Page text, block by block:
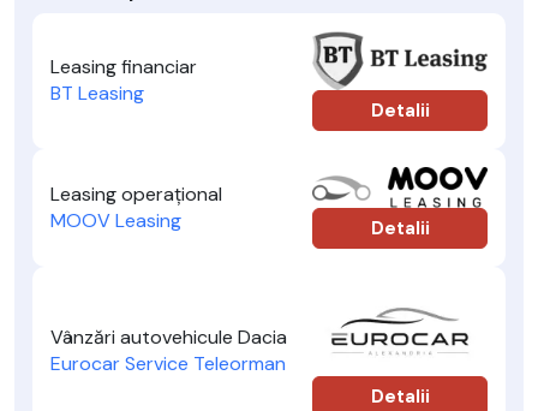
Leasing financiar
BT Leasing
Detalii
Leasing operațional
MOOV Leasing
Detalii
Vânzări autovehicule Dacia
Eurocar Service Teleorman
Detalii